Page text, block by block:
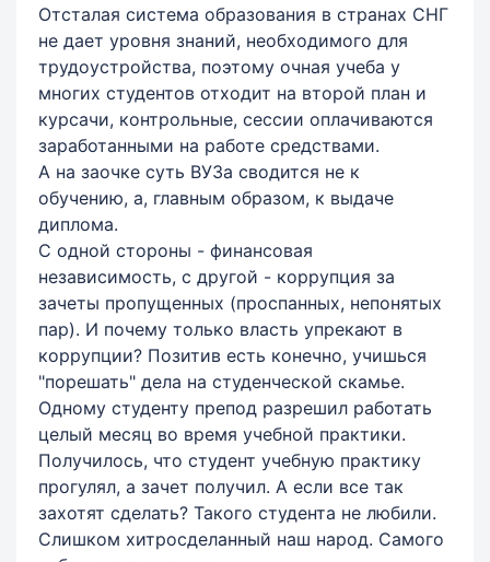
Отсталая система образования в странах СНГ
не дает уровня знаний, необходимого для
трудоустройства, поэтому очная учеба у
многих студентов отходит на второй план и
курсачи, контрольные, сессии оплачиваются
заработанными на работе средствами.
А на заочке суть ВУЗа сводится не к
обучению, а, главным образом, к выдаче
диплома.
С одной стороны - финансовая
независимость, с другой - коррупция за
зачеты пропущенных (проспанных, непонятых
пар). И почему только власть упрекают в
коррупции? Позитив есть конечно, учишься
"порешать" дела на студенческой скамье.
Одному студенту препод разрешил работать
целый месяц во время учебной практики.
Получилось, что студент учебную практику
прогулял, а зачет получил. А если все так
захотят сделать? Такого студента не любили.
Слишком хитросделанный наш народ. Самого